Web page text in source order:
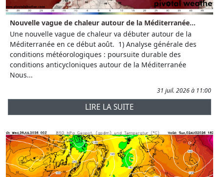
Nouvelle vague de chaleur autour de la Méditerranée...
Une nouvelle vague de chaleur va débuter autour de la
Méditerranée en ce début août. 1) Analyse générale des
conditions météorologiques : poursuite durable des
conditions anticycloniques autour de la Méditerranée
Nous...
31 juil. 2026 à 11:00
LIRE LA SUITE